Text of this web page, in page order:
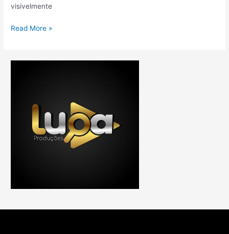
visivelmente
Read More »